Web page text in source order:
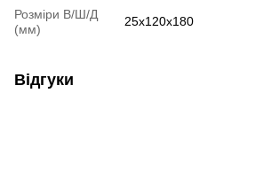
Розміри В/Ш/Д
(мм)
25x120x180
Відгуки